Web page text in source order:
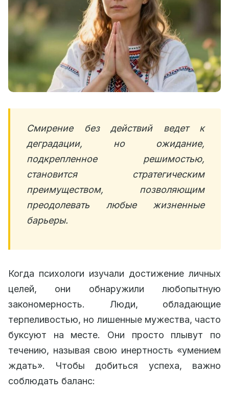
Смирение без действий ведет к
деградации, но ожидание,
подкрепленное решимостью,
становится стратегическим
преимуществом, позволяющим
преодолевать любые жизненные
барьеры.
Когда психологи изучали достижение личных
целей, они обнаружили любопытную
закономерность. Люди, обладающие
терпеливостью, но лишенные мужества, часто
буксуют на месте. Они просто плывут по
течению, называя свою инертность «умением
ждать». Чтобы добиться успеха, важно
соблюдать баланс: